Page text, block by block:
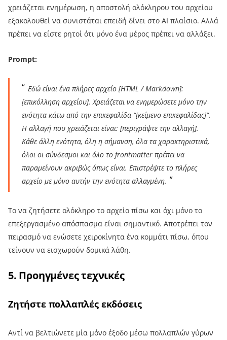
χρειάζεται ενημέρωση, η αποστολή ολόκληρου του αρχείου
εξακολουθεί να συνιστάται επειδή δίνει στο AI πλαίσιο. Αλλά
πρέπει να είστε ρητοί ότι μόνο ένα μέρος πρέπει να αλλάξει.
Prompt:
Εδώ είναι ένα πλήρες αρχείο [HTML / Markdown]:
[επικόλληση αρχείου]. Χρειάζεται να ενημερώσετε μόνο την
ενότητα κάτω από την επικεφαλίδα “[κείμενο επικεφαλίδας]”.
Η αλλαγή που χρειάζεται είναι: [περιγράψτε την αλλαγή].
Κάθε άλλη ενότητα, όλη η σήμανση, όλα τα χαρακτηριστικά,
όλοι οι σύνδεσμοι και όλο το frontmatter πρέπει να
παραμείνουν ακριβώς όπως είναι. Επιστρέψτε το πλήρες
αρχείο με μόνο αυτήν την ενότητα αλλαγμένη.
Το να ζητήσετε ολόκληρο το αρχείο πίσω και όχι μόνο το
επεξεργασμένο απόσπασμα είναι σημαντικό. Αποτρέπει τον
πειρασμό να ενώσετε χειροκίνητα ένα κομμάτι πίσω, όπου
τείνουν να εισχωρούν δομικά λάθη.
5. Προηγμένες τεχνικές
Ζητήστε πολλαπλές εκδόσεις
Αντί να βελτιώνετε μία μόνο έξοδο μέσω πολλαπλών γύρων